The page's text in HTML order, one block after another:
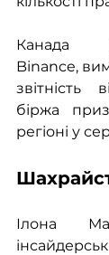
Канада
Binance,
звітність
біржа
регіоні у
Ілона